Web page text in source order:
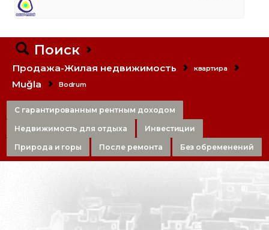
Поиск
Продажа-Жилая недвижимость квартира
Muğla Bodrum
С гарантированным рентным доходом
Недвижимость для отдыха Инвестиции
Природа и горы После ремонта Без обременений